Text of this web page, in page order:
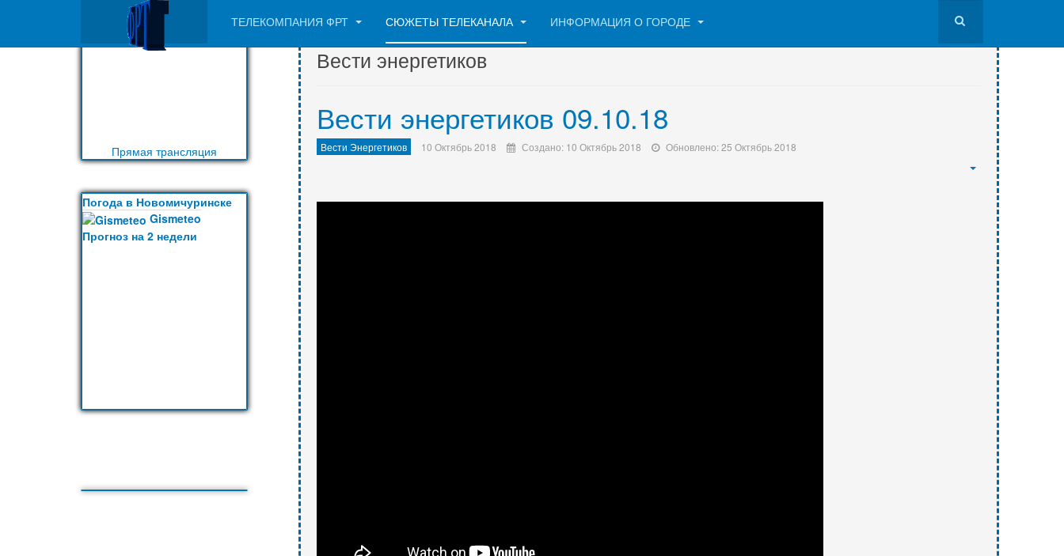
ТЕЛЕКОМПАНИЯ ФРТ
СЮЖЕТЫ ТЕЛЕКАНАЛА ИНФОРМАЦИЯ О ГОРОДЕ
Вести энергетиков
Вести энергетиков 09.10.18
Вести Энергетиков 10 Октябрь 2018 Создано: 10 Октябрь 2018 Обновлено: 25 Октябрь 2018
VK9562
Прямая трансляция
Погода в Новомичуринске
Gismeteo
Прогноз на 2 недели